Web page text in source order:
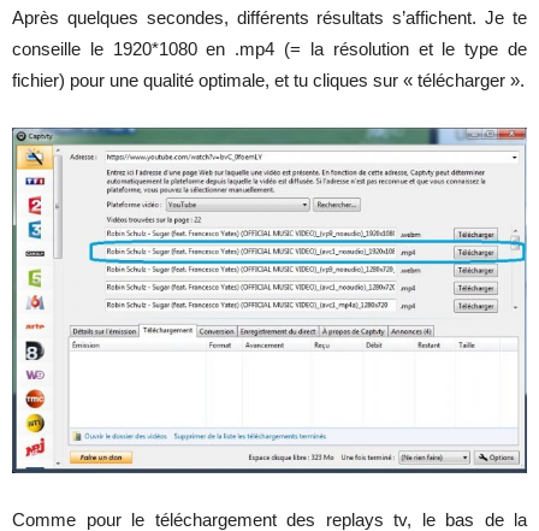
Après quelques secondes, différents résultats s’affichent. Je te
conseille le 1920*1080 en .mp4 (= la résolution et le type de
fichier) pour une qualité optimale, et tu cliques sur « télécharger ».
Comme pour le téléchargement des replays tv, le bas de la